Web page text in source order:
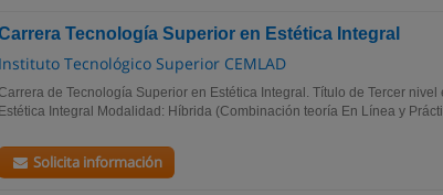
Tecnología Superior en Estética Integral
Instituto Tecnológico Superior CEMLAD
de Tecnología Superior en Estética Integral. Título de Tercer nivel
Estética Integral Modalidad: Híbrida (Combinación teoría En Línea y
Solicita información